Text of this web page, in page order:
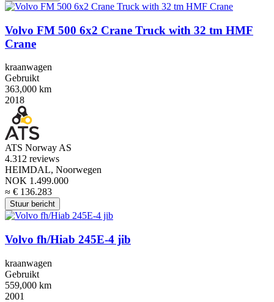
Volvo FM 500 6x2 Crane Truck with 32 tm HMF
Crane
kraanwagen
Gebruikt
363,000 km
2018
ATS Norway AS
4.312 reviews
HEIMDAL, Noorwegen
NOK 1.499.000
≈ € 136.283
Stuur bericht
Volvo fh/Hiab 245E-4 jib
kraanwagen
Gebruikt
559,000 km
2001